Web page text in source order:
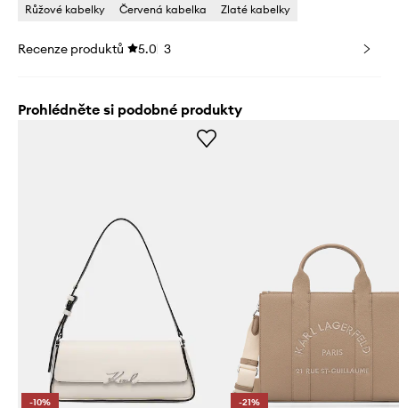
Růžové kabelky
Červená kabelka Zlaté kabelky
Recenze produktů 5.0 3
Prohlédněte si podobné produkty
-10%
-21%